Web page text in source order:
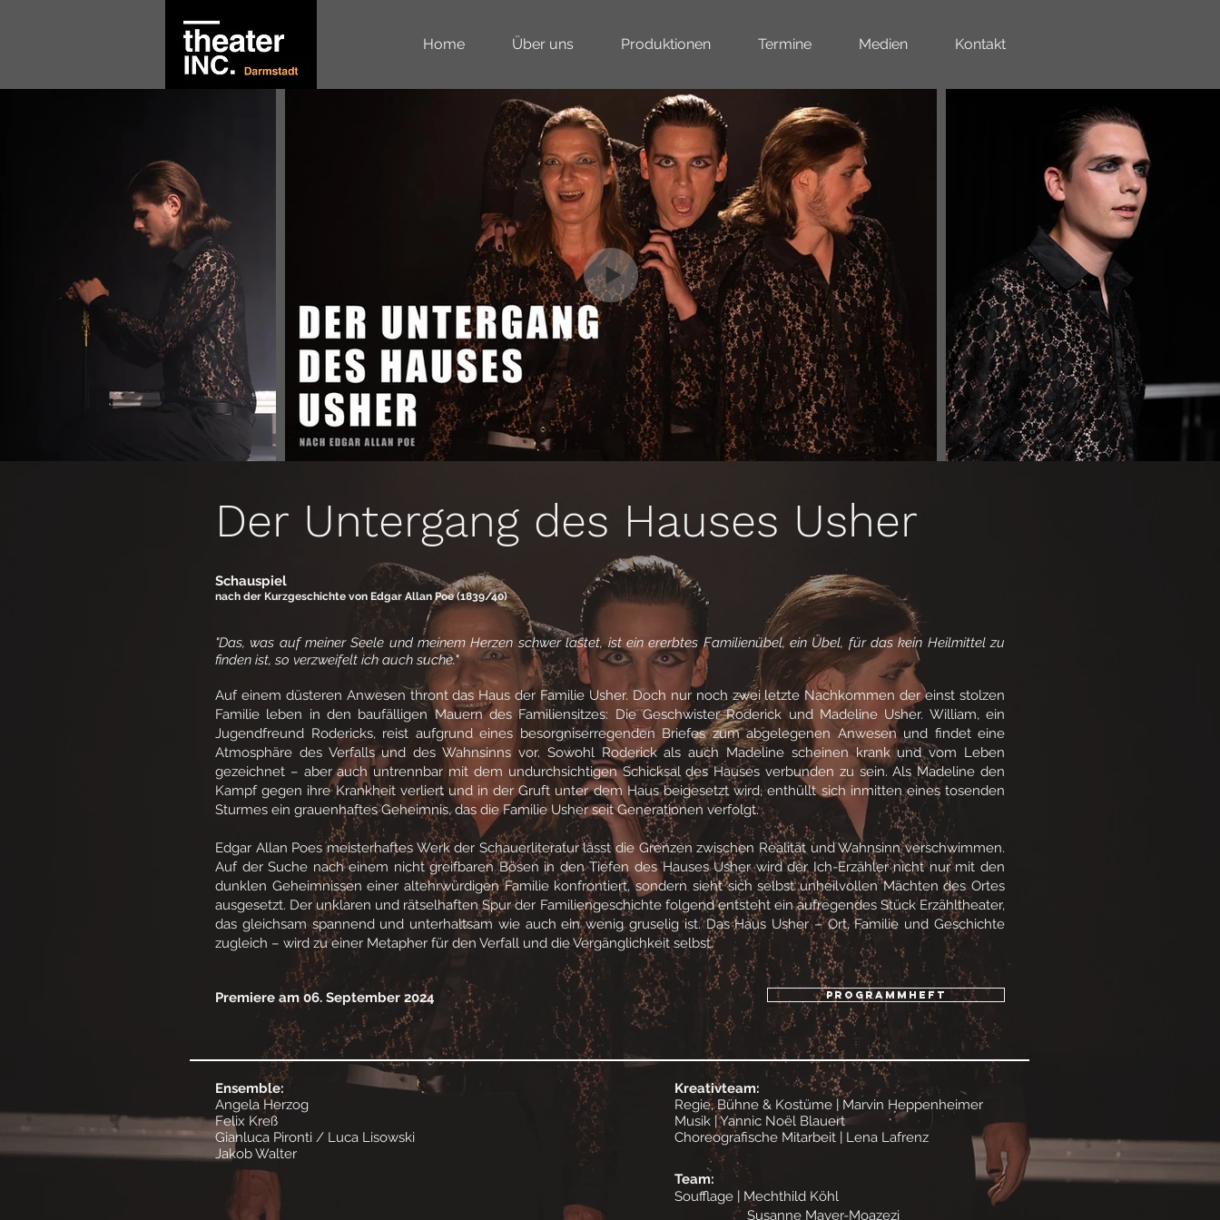
Home Über uns Produktionen Termine Medien Kontakt
Der Untergang des Hauses Usher
Schauspiel
nach der Kurzgeschichte von Edgar Allan Poe (1839/40)
"Das, was auf meiner Seele und meinem Herzen schwer lastet, ist ein ererbtes Familienübel, ein Übel, für das kein Heilmittel zu
finden ist, so verzweifelt ich auch suche."
Auf einem düsteren Anwesen thront das Haus der Familie Usher. Doch nur noch zwei letzte Nachkommen der einst stolzen
Familie leben in den baufälligen Mauern des Familiensitzes: Die Geschwister Roderick und Madeline Usher. William, ein
Jugendfreund Rodericks, reist aufgrund eines besorgniserregenden Briefes zum abgelegenen Anwesen und findet eine
Atmosphäre des Verfalls und des Wahnsinns vor. Sowohl Roderick als auch Madeline scheinen krank und vom Leben
gezeichnet – aber auch untrennbar mit dem undurchsichtigen Schicksal des Hauses verbunden zu sein. Als Madeline den
Kampf gegen ihre Krankheit verliert und in der Gruft unter dem Haus beigesetzt wird, enthüllt sich inmitten eines tosenden
Sturmes ein grauenhaftes Geheimnis, das die Familie Usher seit Generationen verfolgt.
Edgar Allan Poes meisterhaftes Werk der Schauerliteratur lässt die Grenzen zwischen Realität und Wahnsinn verschwimmen.
Auf der Suche nach einem nicht greifbaren Bösen in den Tiefen des Hauses Usher wird der Ich-Erzähler nicht nur mit den
dunklen Geheimnissen einer altehrwürdigen Familie konfrontiert, sondern sieht sich selbst unheilvollen Mächten des Ortes
ausgesetzt. Der unklaren und rätselhaften Spur der Familiengeschichte folgend entsteht ein aufregendes Stück Erzähltheater,
das gleichsam spannend und unterhaltsam wie auch ein wenig gruselig ist. Das Haus Usher – Ort, Familie und Geschichte
zugleich – wird zu einer Metapher für den Verfall und die Vergänglichkeit selbst.
Premiere am 06. September 2024 Programmheft
Ensemble:
Angela Herzog
Felix Kreß
Gianluca Pironti / Luca Lisowski
Jakob Walter
Kreativteam:
Regie, Bühne & Kostüme | Marvin Heppenheimer
Musik | Yannic Noël Blauert
Choreografische Mitarbeit | Lena Lafrenz
Team:
Soufflage | Mechthild Köhl
Susanne Mayer-Moazezi